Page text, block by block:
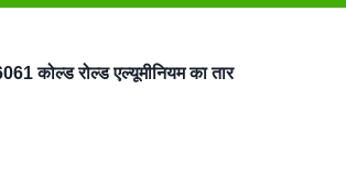
कोल्ड रोल्ड एल्यूमीनियम का तार